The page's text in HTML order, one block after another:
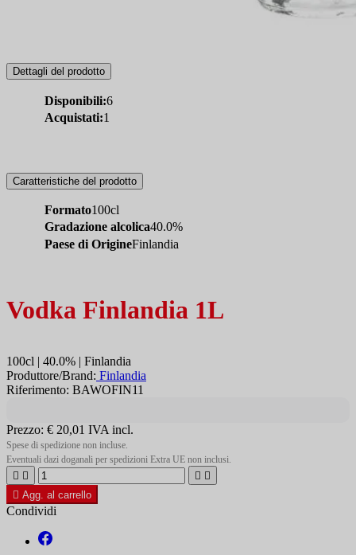
Dettagli del prodotto
Disponibili:6
Acquistati:1
Caratteristiche del prodotto
Formato100cl
Gradazione alcolica40.0%
Paese di OrigineFinlandia
Vodka Finlandia 1L
100cl | 40.0% | Finlandia
Produttore/Brand: Finlandia
Riferimento: BAWOFIN11
Prezzo: € 20,01 IVA incl.
Spese di spedizione non incluse.
Eventuali dazi doganali per spedizioni Extra UE non inclusi.
   
 Agg. al carrello
Condividi